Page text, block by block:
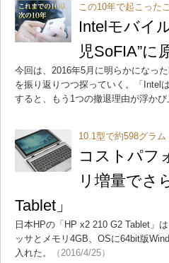
この10年で起こった
Intelモバイ
児SoFIA”に
今回は、2016年5月に明らかになっ
を振り返りつつ探っていく。「Intel
すると、もう1つの撤退理由が浮かび
10.1型で約598グラム
コストパフ
リ増量でさ
Tablet」
日本HPの「HP x2 210 G2 Tablet」
ッサとメモリ4GB、OSに64bit版
入れた。
（2016/4/25）